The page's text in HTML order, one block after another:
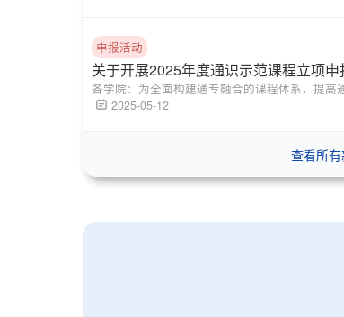
申报活动
关于开展2025年度通识示范课程立项
各学院：为全面构建通专融合的课程体系，提
2025-05-12
查看所